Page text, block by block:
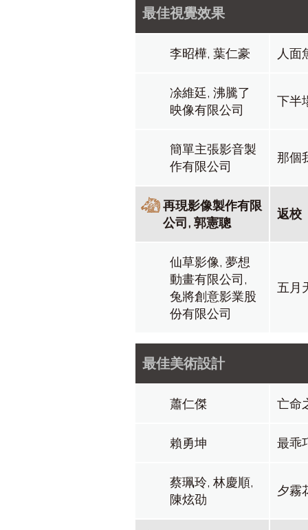
最佳視覺效果
李昭樺, 葉仁豪 人面
凃維廷, 沸騰了
映像有限公司
下半
簡單主張影音製
作有限公司
那個
再現影像製作有限
公司, 郭憲聰
返校
仙草影像, 夢想
動畫有限公司,
兔將創意影業股
份有限公司
五月
最佳美術設計
蕭仁傑 亡命
賴勇坤 最乖
蔡珮玲, 林慶順,
陳炫劭
夕霧